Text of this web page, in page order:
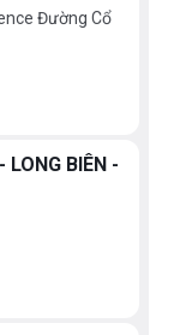
Đường Cổ
LONG BIÊN -